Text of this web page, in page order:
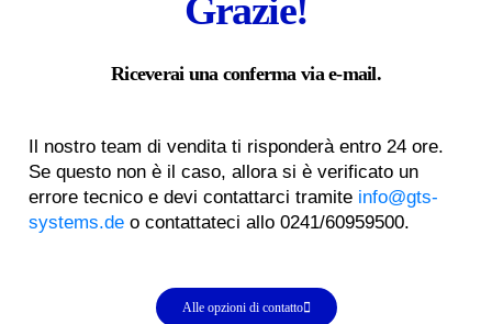
Grazie!
Riceverai una conferma via e-mail.
Il nostro team di vendita ti risponderà entro 24 ore.
Se questo non è il caso, allora si è verificato un
errore tecnico e devi contattarci tramite info@gts-
systems.de o contattateci allo 0241/60959500.
Alle opzioni di contatto